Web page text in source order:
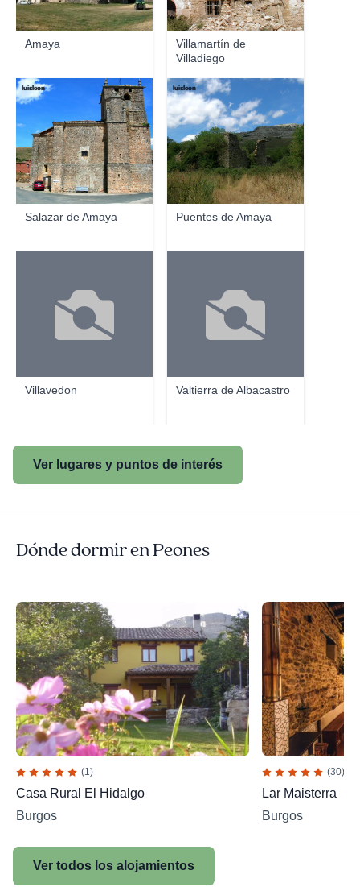
Amaya
Villamartín de
Villadiego
Salazar de Amaya
luisleon
Puentes de Amaya
luisleon
Villavedon Valtierra de Albacastro
Ver lugares y puntos de interés
Dónde dormir en Peones
(1)
Casa Rural El Hidalgo
Burgos
(30)
Lar Maisterra
Burgos
Ver todos los alojamientos